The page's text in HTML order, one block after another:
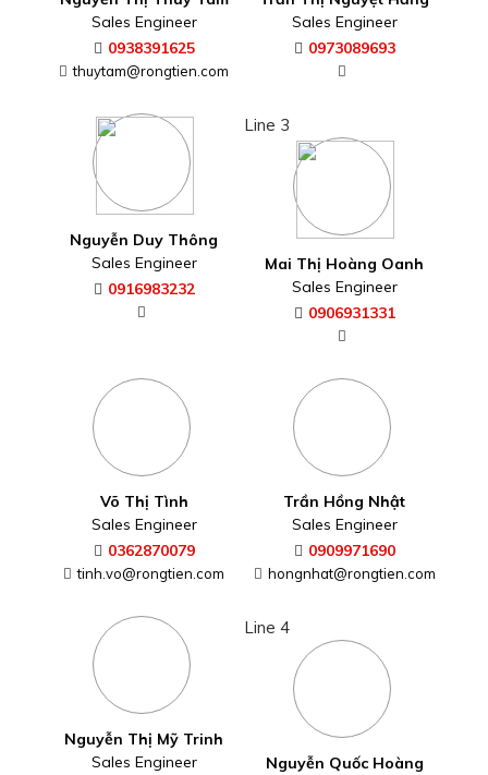
Sales Engineer
0938391625
thuytam@rongtien.com
Sales Engineer
0973089693
Nguyễn Duy Thông
Sales Engineer
0916983232
Line 3
Mai Thị Hoàng Oanh
Sales Engineer
0906931331
Võ Thị Tình
Sales Engineer
0362870079
tinh.vo@rongtien.com
Trần Hồng Nhật
Sales Engineer
0909971690
hongnhat@rongtien.com
Nguyễn Thị Mỹ Trinh
Sales Engineer
Line 4
Nguyễn Quốc Hoàng